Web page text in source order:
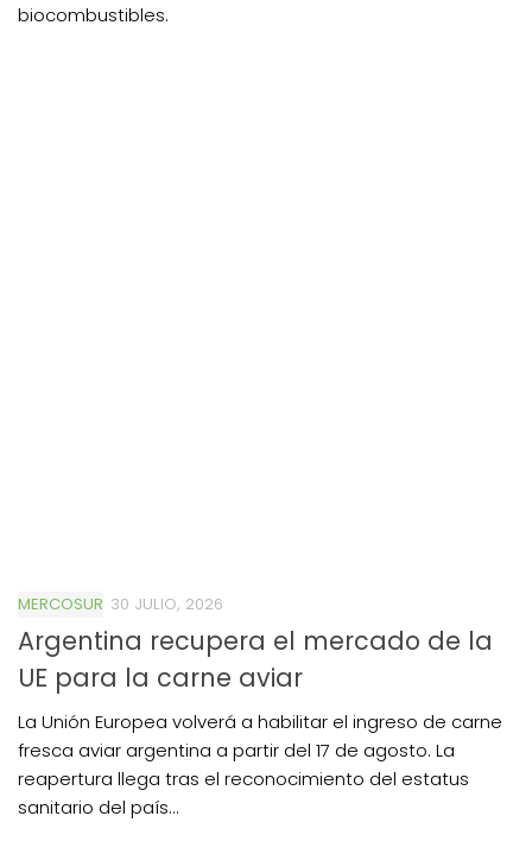
biocombustibles.
MERCOSUR 30 JULIO, 2026
Argentina recupera el mercado de la
UE para la carne aviar
La Unión Europea volverá a habilitar el ingreso de carne
fresca aviar argentina a partir del 17 de agosto. La
reapertura llega tras el reconocimiento del estatus
sanitario del país...